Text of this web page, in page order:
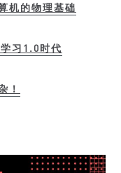
机的物理基础
习1.0时代
！